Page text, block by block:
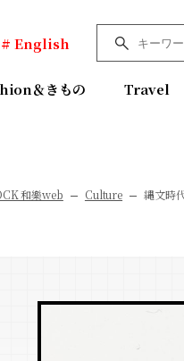
# English
＆きもの Travel
和樂web Culture 縄文時